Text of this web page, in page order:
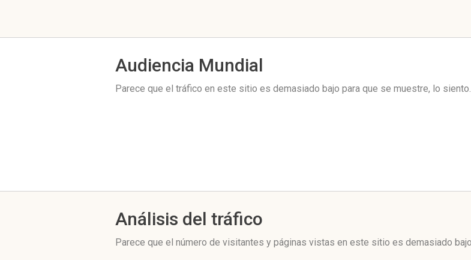
Audiencia Mundial
Parece que el tráfico en este sitio es demasiado bajo para que se muestre, lo siento.
Análisis del tráfico
Parece que el número de visitantes y páginas vistas en este sitio es demasiado